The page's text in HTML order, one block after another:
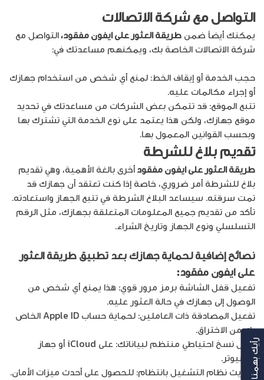
التواصل مع شركة الاتصالات
يمكنك أيضاً ضمن طريقة العثور على ايفون مفقود،التواصل مع
شركة الاتصالات الخاصة بك، ويمكنهم مساعدتك في:
حجب الخدمة أو إيقاف الخط: لمنع أي شخص من استخدام جهازك
أو إجراء مكالمات عليه.
تتبع الموقع: قد تتمكن بعض الشركات من مساعدتك في تحديد
موقع جهازك، ولكن هذا يعتمد على نوع الخدمة التي تشترك بها
وبحسب القوانين المعمول بها.
تقديم بلاغ للشرطة
طريقة العثور على ايفون مفقودأخرى بالغة الأهمية، وهي تقديم
بلاغ للشرطة أمر ضروري، خاصة إذا كنت تعتقد أن جهازك قد
تمت سرقته. سيساعد البلاغ الشرطة في تتبع الجهاز واستعادته.
تأكد من تقديم جميع المعلومات المتعلقة بجهازك، مثل الرقم
التسلسلي ونوع الجهاز وتاريخ الشراء.
نصائح إضافية لحماية جهازك بعد تطبيقطريقة العثور
على ايفون مفقود:
تفعيل قفل الشاشة برمز مرور قوي: هذا يمنع أي شخص من
الوصول إلى جهازك في حالة العثور عليه.
تفعيل المصادقة ذات العاملين: لحماية حساب Apple ID الخاص
بك من الاختراق.
عمل نسخ احتياطي منتظم لبياناتك: على iCloud أو جهاز
كمبيوتر.
تحديث نظام التشغيل بانتظام: للحصول على أحدث ميزات الأمان.رأيك بهمنا